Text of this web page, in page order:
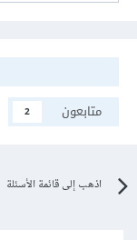
متابعون
2
اذهب إلى قائمة الأسئلة